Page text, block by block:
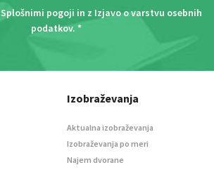
Splošnimi pogoji in z Izjavo o varstvu osebnih
podatkov. *
Izobraževanja
Aktualna izobraževanja
Izobraževanja po meri
Najem dvorane